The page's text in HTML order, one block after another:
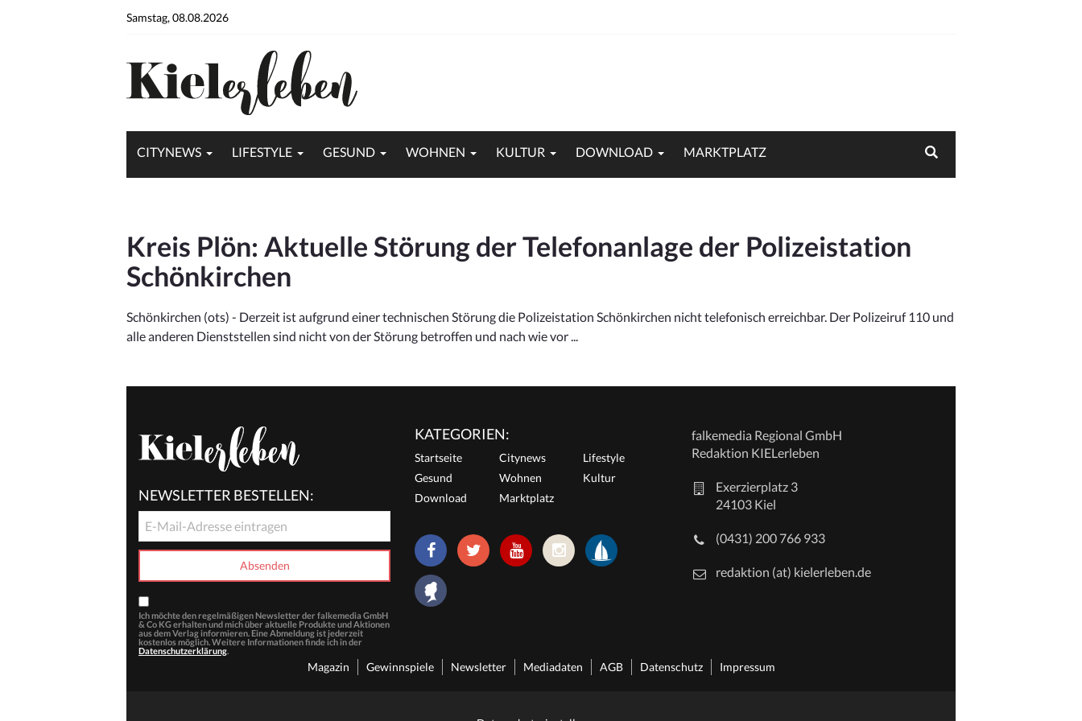
Samstag, 08.08.2026
CITYNEWS LIFESTYLE GESUND WOHNEN KULTUR DOWNLOAD MARKTPLATZ
Kreis Plön: Aktuelle Störung der Telefonanlage der Polizeistation
Schönkirchen
Schönkirchen (ots) - Derzeit ist aufgrund einer technischen Störung die Polizeistation Schönkirchen nicht telefonisch erreichbar. Der Polizeiruf 110 und
alle anderen Dienststellen sind nicht von der Störung betroffen und nach wie vor ...
NEWSLETTER BESTELLEN:
Ich möchte den regelmäßigen Newsletter der falkemedia GmbH
& Co KG erhalten und mich über aktuelle Produkte und Aktionen
aus dem Verlag informieren. Eine Abmeldung ist jederzeit
kostenlos möglich. Weitere Informationen finde ich in der
Datenschutzerklärung.
KATEGORIEN:
Startseite Citynews
Lifestyle
Gesund
Wohnen
Kultur
Download
Marktplatz
falkemedia Regional GmbH
Redaktion KIELerleben
Exerzierplatz 3
24103 Kiel
(0431) 200 766 933
redaktion (at) kielerleben.de
Magazin Gewinnspiele Newsletter Mediadaten AGB Datenschutz Impressum